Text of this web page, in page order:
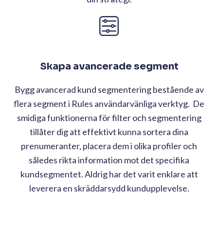
Skapa avancerade segment
Bygg avancerad kund segmentering bestående av
flera segment i Rules användarvänliga verktyg. De
smidiga funktionerna för filter och segmentering
tillåter dig att effektivt kunna sortera dina
prenumeranter, placera dem i olika profiler och
således rikta information mot det specifika
kundsegmentet. Aldrig har det varit enklare att
leverera en skräddarsydd kundupplevelse.